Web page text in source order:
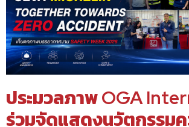
ประมวลภาพ OGA
ร่วมจัดแสดงนวัตกรรม